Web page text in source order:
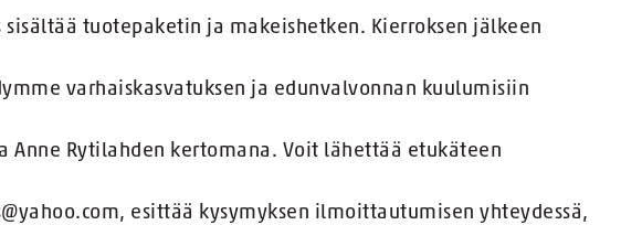
sisältää tuotepaketin ja makeishetken. Kierroksen jälkeen
varhaiskasvatuksen ja edunvalvonnan kuulumisiin
Anne Rytilahden kertomana. Voit lähettää etukäteen
esittää kysymyksen ilmoittautumisen yhteydessä,